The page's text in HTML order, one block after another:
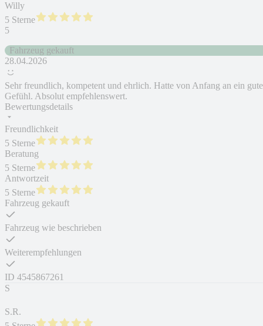
Willy
5 Sterne
5
Fahrzeug gekauft
28.04.2026
Sehr freundlich, kompetent und ehrlich. Hatte von Anfang an ein
Gefühl. Absolut empfehlenswert.
Bewertungsdetails
Freundlichkeit
5 Sterne
Beratung
5 Sterne
Antwortzeit
5 Sterne
Fahrzeug gekauft
Fahrzeug wie beschrieben
Weiterempfehlungen
ID 4545867261
S
S.R.